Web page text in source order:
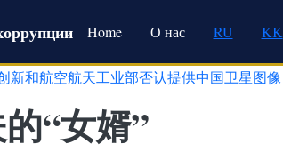
Main navigation
Home О нас RU KK
新和航空航天工业部否认提供中国卫星图像
“女婿”